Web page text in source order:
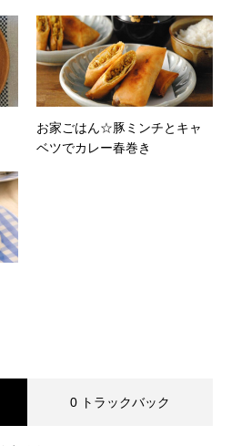
お家ごはん☆豚ミンチとキャ
ベツでカレー春巻き
0 トラックバック